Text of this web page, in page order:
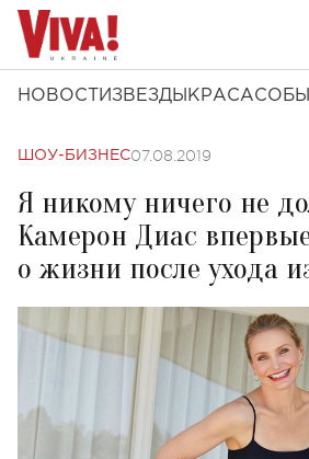
НОВОСТИ ЗВЕЗДЫ КРАСА
ШОУ-БИЗНЕС07.08.2019
Я никому ничего не
Камерон Диас
о жизни после ухода